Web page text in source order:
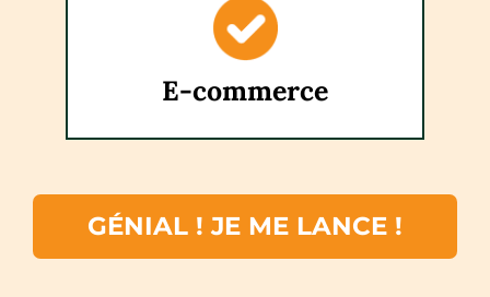
E-commerce
GÉNIAL ! JE ME LANCE !